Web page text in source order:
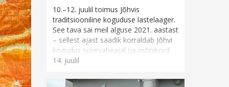
10.–12. juulil toimus Jõhvis
traditsiooniline koguduse lastelaager.
See tava sai meil alguse 2021. aastast
– sellest ajast saadik korraldab Jõhvi
kogudus suvevaheajal (ja mõnikord
ka muul vahea...
14. juulil